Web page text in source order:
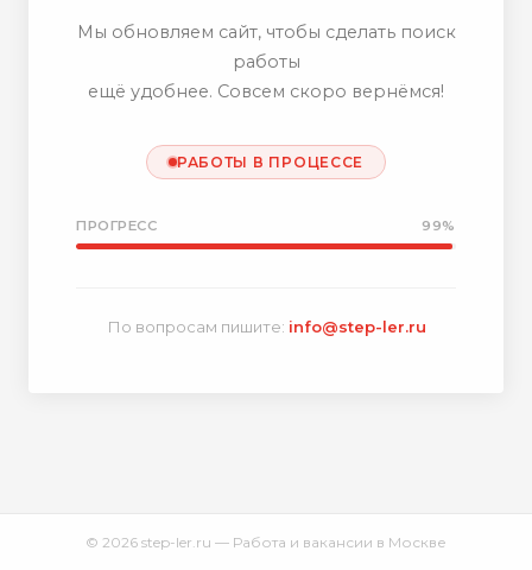
Мы обновляем сайт, чтобы сделать поиск
работы
ещё удобнее. Совсем скоро вернёмся!
РАБОТЫ В ПРОЦЕССЕ
ПРОГРЕСС 99%
По вопросам пишите: info@step-ler.ru
© 2026 step-ler.ru — Работа и вакансии в Москве